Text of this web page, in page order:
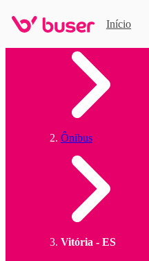
Início
Home
Ônibus
Vitória - ES